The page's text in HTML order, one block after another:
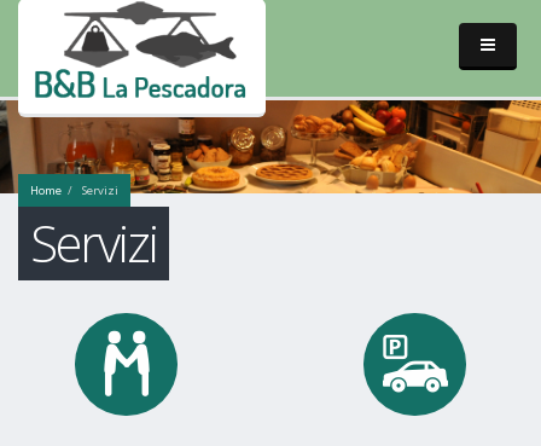
Home Servizi
Servizi